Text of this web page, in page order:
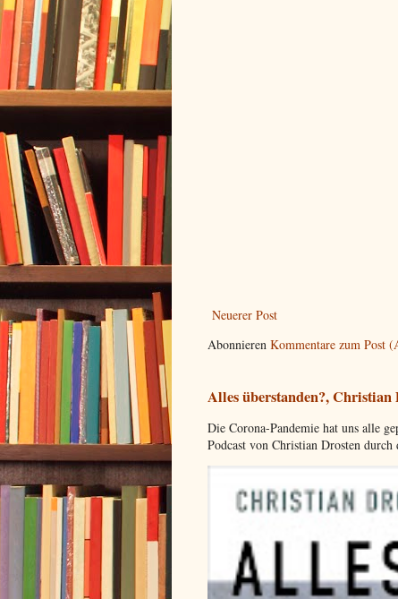
Neuerer Post
Abonnieren Kommentare zum Post
Alles überstanden?, Christian
Die Corona-Pandemie hat uns alle
Podcast von Christian Drosten durch